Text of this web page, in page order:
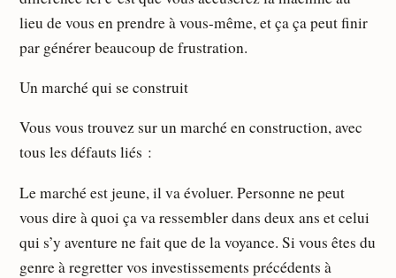
lieu de vous en prendre à vous-même, et ça ça peut finir
par générer beaucoup de frustration.
Un marché qui se construit
Vous vous trouvez sur un marché en construction, avec
tous les défauts liés :
Le marché est jeune, il va évoluer. Personne ne peut
vous dire à quoi ça va ressembler dans deux ans et celui
qui s’y aventure ne fait que de la voyance. Si vous êtes du
genre à regretter vos investissements précédents à